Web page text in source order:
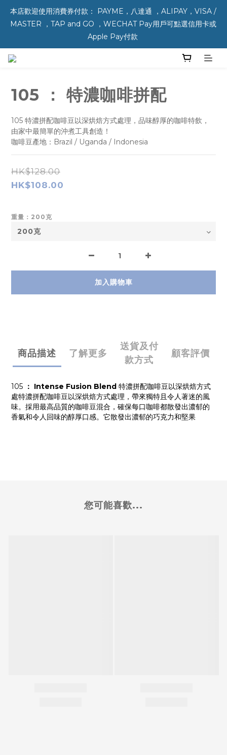
本店歡迎使用消費券付款： PAYME，八達通 ，ALIPAY，VISA /
MASTER ，TAP and GO ，WECHAT Pay用戶可點選信用卡或
Apple Pay付款
105 ： 特濃咖啡拼配
105 特濃拼配咖啡豆以深烘焙方式處理，品味醇厚的咖啡特飲，
由家中最簡單的沖煮工具創造！
咖啡豆產地：Brazil / Uganda / Indonesia
HK$128.00
HK$108.00
重量：200克
加入購物車
商品描述 了解更多
送貨及付
款方式
顧客評價
105 ： Intense Fusion Blend 特濃拼配咖啡豆以深烘焙方式
處特濃拼配咖啡豆以深烘焙方式處理，帶來獨特且令人著迷的風
味。採用最高品質的咖啡豆混合，確保每口咖啡都散發出濃郁的
香氣和令人回味的醇厚口感。它散發出濃郁的巧克力和堅果
您可能喜歡...